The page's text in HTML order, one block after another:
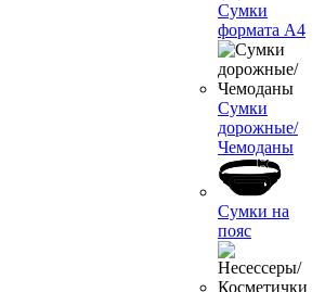
Сумки
формата А4
Сумки
дорожные/
Чемоданы
Сумки на
пояс